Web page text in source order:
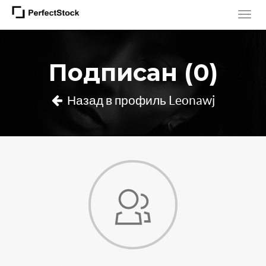
Подписан (0)
Назад в профиль Leonawj